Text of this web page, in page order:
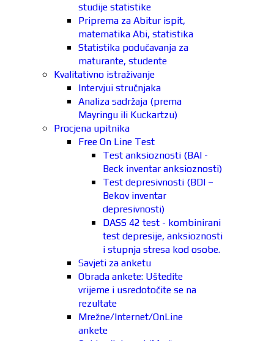
studije statistike
Priprema za Abitur ispit,
matematika Abi, statistika
Statistika podučavanja za
maturante, studente
Kvalitativno istraživanje
Intervjui stručnjaka
Analiza sadržaja (prema
Mayringu ili Kuckartzu)
Procjena upitnika
Free On Line Test
Test anksioznosti (BAI -
Beck inventar anksioznosti)
Test depresivnosti (BDI –
Bekov inventar
depresivnosti)
DASS 42 test - kombinirani
test depresije, anksioznosti
i stupnja stresa kod osobe.
Savjeti za anketu
Obrada ankete: Uštedite
vrijeme i usredotočite se na
rezultate
Mrežne/Internet/OnLine
ankete